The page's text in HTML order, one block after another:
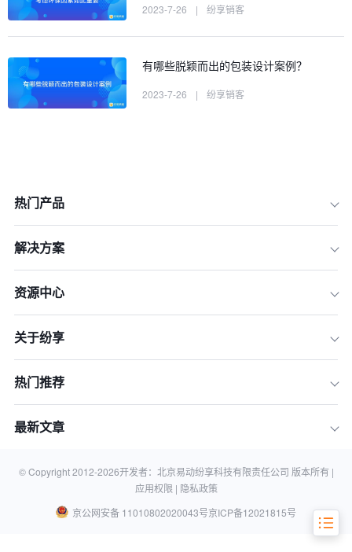
五、与候选公司进行沟通
九、做出最终的决策
2023-7-26 | 纷享销客
有哪些脱颖而出的包装设计案例？
2023-7-26 | 纷享销客
热门产品
解决方案
资源中心
关于纷享
热门推荐
最新文章
© Copyright 2012-2026开发者：北京易动纷享科技有限责任公司 版本所有 |
应用权限 | 隐私政策
京公网安备 11010802020043号京ICP备12021815号